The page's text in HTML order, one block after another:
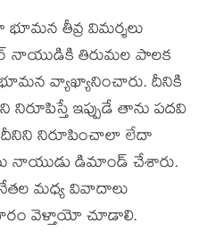
తీవ్ర విమర్శలు
నాయుడికి తిరుమల పాలక
వ్యాఖ్యానించారు. దీనికి
ఇప్పుడే తాను పదవి
దీనిని నిరూపించాలా లేదా
నాయుడు డిమాండ్ చేశారు.
మధ్య వివాదాలు
వెళ్తాయో చూడాలి.